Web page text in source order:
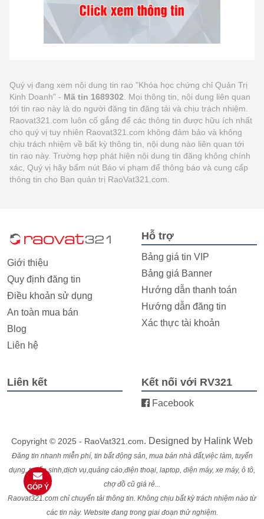
Quý vị đang xem nội dung tin rao "Khóa học chứng chỉ Quản Trị
Kinh Doanh" - Mã tin 1689302 . Mọi thông tin, nội dung liên quan
tới tin rao này là do người đăng tin đăng tải và chịu trách nhiệm.
Raovat321.com luôn cố gắng để các thông tin được hữu ích nhất
cho quý vị tuy nhiên Raovat321.com không đảm bảo và không
chịu trách nhiệm về bất kỳ thông tin, nội dung nào liên quan tới
tin rao này. Trường hợp phát hiện nội dung tin đăng không chính
xác, Quý vị hãy bấm nút Báo vi phạm để thông báo và cung cấp
thông tin cho Ban quản trị RaoVat321.com.
Giới thiệu
Quy định đăng tin
Điều khoản sử dụng
An toàn mua bán
Blog
Liên hệ
Hỗ trợ
Bảng giá tin VIP
Bảng giá Banner
Hướng dẫn thanh toán
Hướng dẫn đăng tin
Xác thực tài khoản
Liên kết Kết nối với RV321
Facebook
Copyright © 2025 - RaoVat321.com. Designed by Halink Web
Đăng tin nhanh miễn phí, tin bất động sản, mua bán nhà đất,việc làm, tuyển
dụng, tuyển sinh,dịch vụ,quảng cáo,điện thoại, laptop, điện máy, xe máy, ô tô,
chợ đồ cũ giá rẻ...
Raovat321.com chỉ chuyển tải thông tin. Không chịu bất kỳ trách nhiệm nào từ
các tin này. Website đang trong giai đoạn thử nghiệm.
GÓP Ý